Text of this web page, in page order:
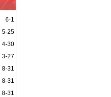
6-1
5-25
4-30
3-27
8-31
8-31
8-31